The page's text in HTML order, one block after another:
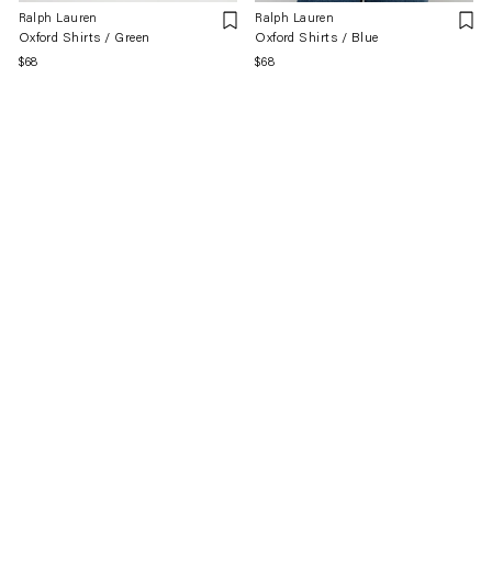
Ralph Lauren
Oxford Shirts / Green
通
$68
Ralph Lauren
Oxford Shirts / Blue
通
$68